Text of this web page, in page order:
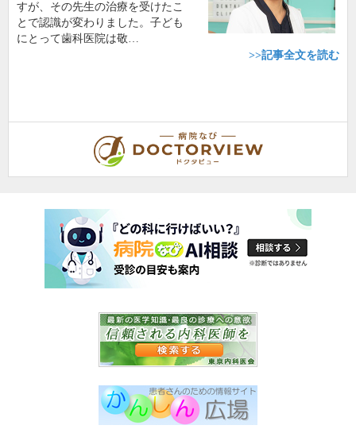
すが、その先生の治療を受けたこ
とで認識が変わりました。子ども
にとって歯科医院は敬…
>>記事全文を読む